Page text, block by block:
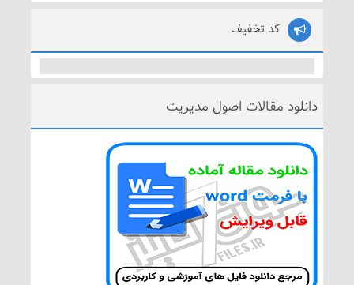
کد تخفیف
دانلود مقالات اصول مدیریت